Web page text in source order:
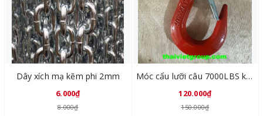
Dây xích mạ kẽm phi 2mm
6.000₫
8.000₫
Móc cẩu lưỡi câu 7000LBS khoá lưỡi gà MLC7000
120.000₫
150.000₫